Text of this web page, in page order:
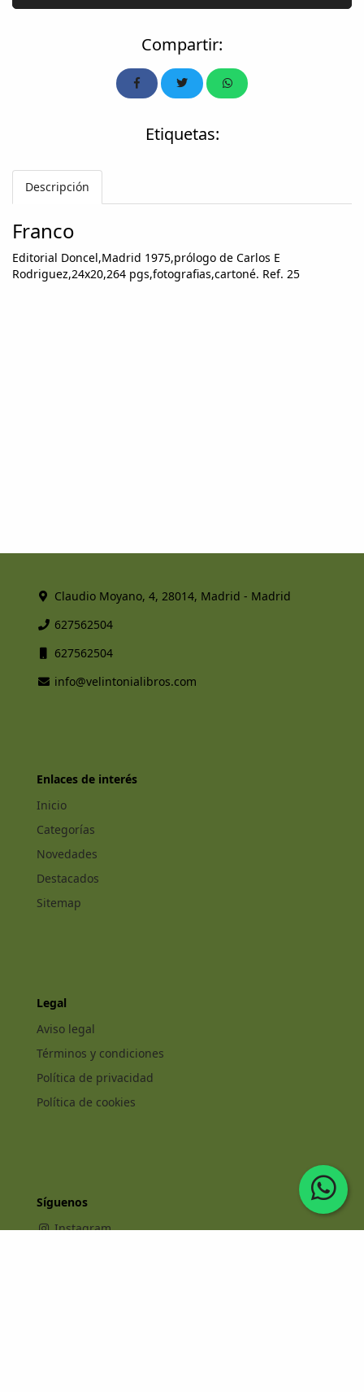
Compartir:
Etiquetas:
Descripción
Franco
Editorial Doncel,Madrid 1975,prólogo de Carlos E
Rodriguez,24x20,264 pgs,fotografias,cartoné. Ref. 25
Claudio Moyano, 4, 28014, Madrid - Madrid
627562504
627562504
info@velintonialibros.com
Enlaces de interés
Inicio
Categorías
Novedades
Destacados
Sitemap
Legal
Aviso legal
Términos y condiciones
Política de privacidad
Política de cookies
Síguenos
Instagram